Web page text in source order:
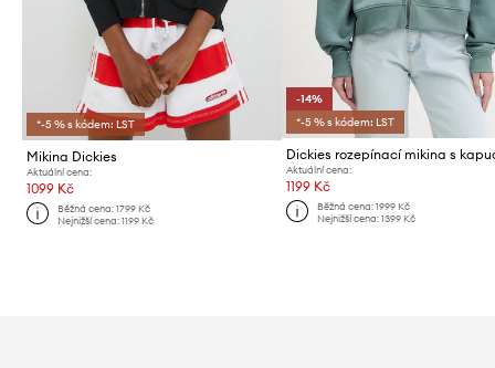
*-5 % s kódem: LST
Mikina Dickies
Aktuální cena:
1099 Kč
Běžná cena:1799 Kč
Nejnižší cena:1199 Kč
-14%
*-5 % s kódem: LST
Aktuální cena:
1199 Kč
Běžná cena: 1999 Kč
Nejnižší cena: 1399 Kč